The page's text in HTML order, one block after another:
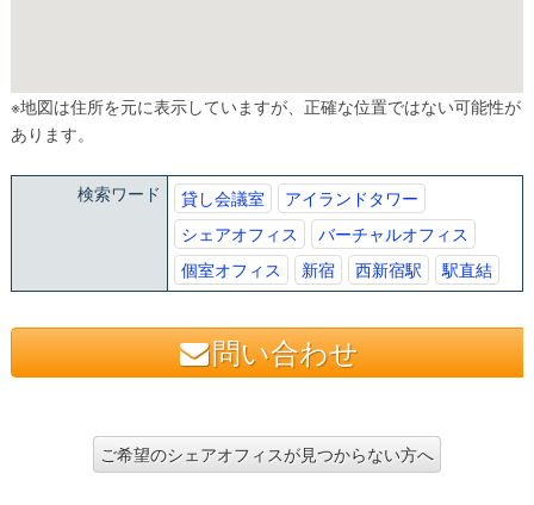
※地図は住所を元に表示していますが、正確な位置ではない可能性が
あります。
検索ワード 貸し会議室
アイランドタワー
シェアオフィス
バーチャルオフィス
個室オフィス
新宿 西新宿駅 駅直結
問い合わせ
ご希望のシェアオフィスが見つからない方へ